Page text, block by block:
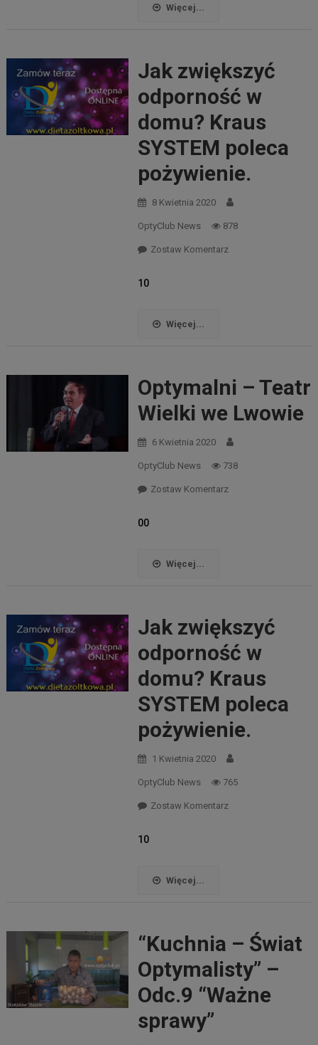
Więcej...
Jak zwiększyć
odporność w
domu? Kraus
SYSTEM poleca
pożywienie.
8 Kwietnia 2020
OptyClub News 878
Zostaw Komentarz
10
Więcej...
Optymalni – Teatr
Wielki we Lwowie
6 Kwietnia 2020
OptyClub News 738
Zostaw Komentarz
00
Więcej...
Jak zwiększyć
odporność w
domu? Kraus
SYSTEM poleca
pożywienie.
1 Kwietnia 2020
OptyClub News 765
Zostaw Komentarz
10
Więcej...
“Kuchnia – Świat
Optymalisty” –
Odc.9 “Ważne
sprawy”